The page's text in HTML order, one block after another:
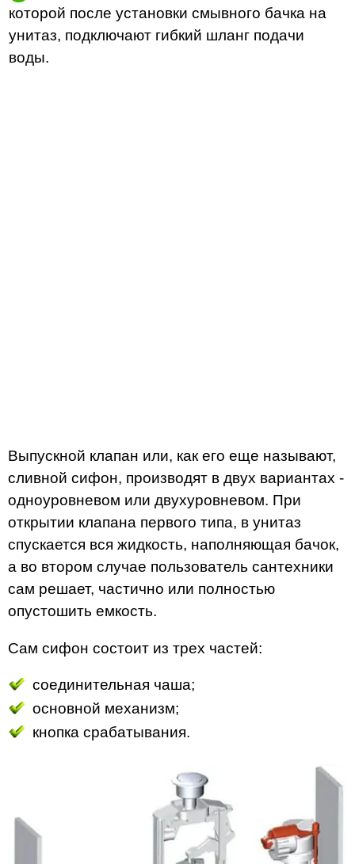
которой после установки смывного бачка на
унитаз, подключают гибкий шланг подачи
воды.
Выпускной клапан или, как его еще называют,
сливной сифон, производят в двух вариантах -
одноуровневом или двухуровневом. При
открытии клапана первого типа, в унитаз
спускается вся жидкость, наполняющая бачок,
а во втором случае пользователь сантехники
сам решает, частично или полностью
опустошить емкость.
Сам сифон состоит из трех частей:
соединительная чаша;
основной механизм;
кнопка срабатывания.